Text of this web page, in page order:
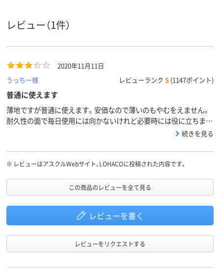
レビュー（1件）
2020年11月11日
うっちー様
レビューランク S (1147ポイント)
普通に使えます
薄地ですが普通に使えます。安価なので薄いのもやむをえません。
耐久性の面で毎日使用には向かないけれど必要時には役に立ちま
続きを見る
※ レビューはアスクルWebサイト、LOHACOに投稿された内容です。
この商品のレビューを全て見る
レビューを書く
レビューをリクエストする